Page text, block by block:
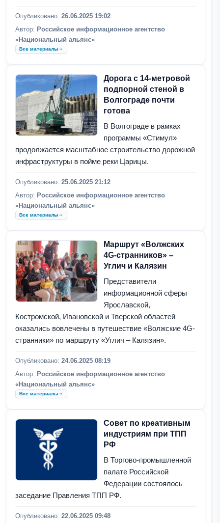
Опубликовано: 26.06.2025 19:02
Автор: Российское информационное агентство
«Национальный альянс»
Все материалы
Дорога с 14-метровой
подпорной стеной в
Волгограде почти
готова
В Волгограде в рамках
программы «Стимул»
продолжается масштабное строительство дорожной
инфраструктуры в пойме реки Царицы.
Опубликовано: 25.06.2025 21:12
Автор: Российское информационное агентство
«Национальный альянс»
Все материалы
Маршрут «Волжских
4G-странников» –
Углич и Калязин
Представители
информационной сферы
Ярославской,
Костромской, Ивановской и Тверской областей
оказались вовлечены в путешествие «Волжские 4G-
странники» по маршруту «Углич – Калязин».
Опубликовано: 24.06.2025 08:19
Автор: Российское информационное агентство
«Национальный альянс»
Все материалы
Совет по креативным
индустриям при ТПП
РФ
В Торгово-промышленной
палате Российской
Федерации состоялось
заседание Правления ТПП РФ.
Опубликовано: 22.06.2025 09:48